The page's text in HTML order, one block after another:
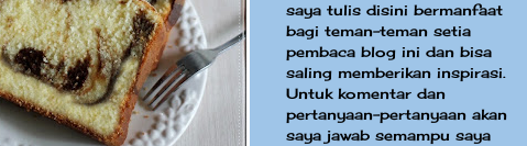
saya tulis disini bermanfaat
bagi teman-teman setia
pembaca blog ini dan bisa
saling memberikan inspirasi.
Untuk komentar dan
pertanyaan-pertanyaan akan
saya jawab semampu saya